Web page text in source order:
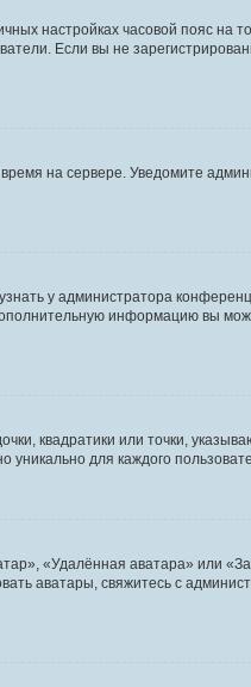
настройках часовой пояс на
Если вы не
на сервере. Уведомите
у администратора
информацию вы
квадратики или точки,
для каждого
«Удалённая аватара» или
аватары, свяжитесь с